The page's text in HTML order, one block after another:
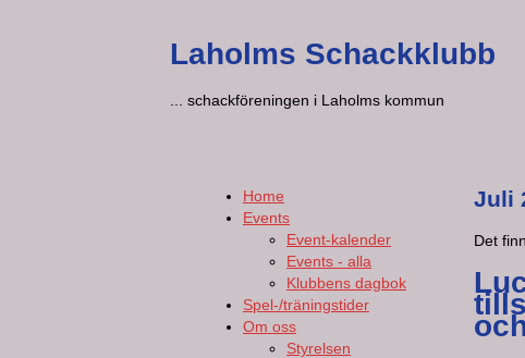
Laholms Schackklubb
... schackföreningen i Laholms kommun
Home
Events
Event-kalender
Events - alla
Klubbens dagbok
Spel-/träningstider
Om oss
Styrelsen
Juli
Det